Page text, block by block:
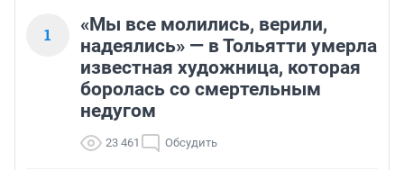
1
«Мы все молились, верили,
надеялись» — в Тольятти умерла
известная художница, которая
боролась со смертельным
недугом
23 461 Обсудить